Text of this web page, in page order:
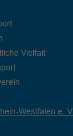
Vielfalt
Westfalen e. V.